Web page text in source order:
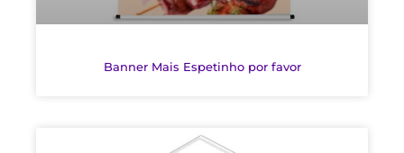
Banner Mais Espetinho por favor